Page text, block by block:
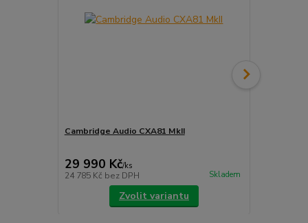
Cambridge Audio CXA81 MkII
29 990 Kč/ks
24 785 Kč bez DPH Skladem
Zvolit variantu